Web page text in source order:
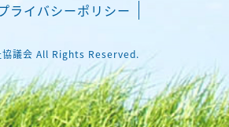
ライバシーポリシー
協議会 All Rights Reserved.